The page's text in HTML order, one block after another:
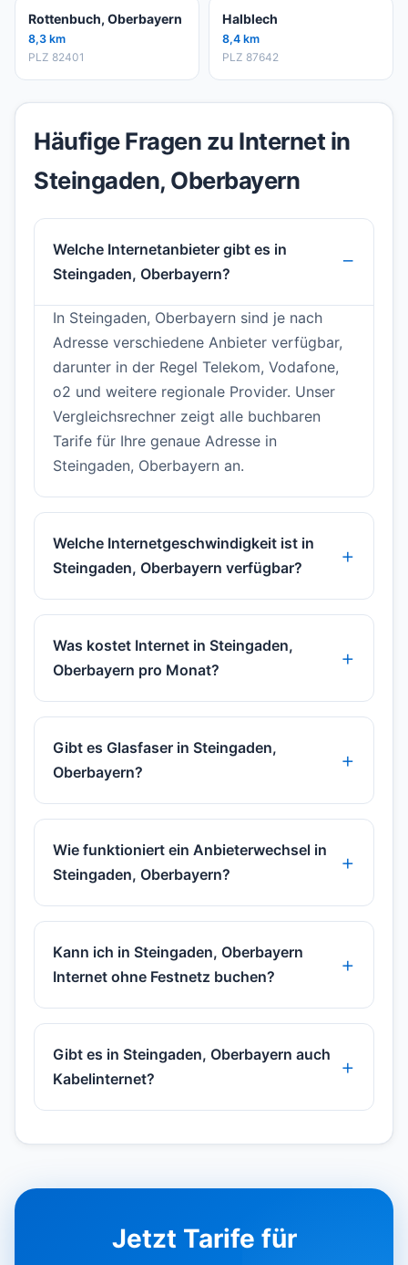
Rottenbuch, Oberbayern
8,3 km
PLZ 82401
Halblech
8,4 km
PLZ 87642
Häufige Fragen zu Internet in
Steingaden, Oberbayern
Welche Internetanbieter gibt es in
Steingaden, Oberbayern?
In Steingaden, Oberbayern sind je nach
Adresse verschiedene Anbieter verfügbar,
darunter in der Regel Telekom, Vodafone,
o2 und weitere regionale Provider. Unser
Vergleichsrechner zeigt alle buchbaren
Tarife für Ihre genaue Adresse in
Steingaden, Oberbayern an.
Welche Internetgeschwindigkeit ist in
Steingaden, Oberbayern verfügbar?
Was kostet Internet in Steingaden,
Oberbayern pro Monat?
Gibt es Glasfaser in Steingaden,
Oberbayern?
Wie funktioniert ein Anbieterwechsel in
Steingaden, Oberbayern?
Kann ich in Steingaden, Oberbayern
Internet ohne Festnetz buchen?
Gibt es in Steingaden, Oberbayern auch
Kabelinternet?
Jetzt Tarife für